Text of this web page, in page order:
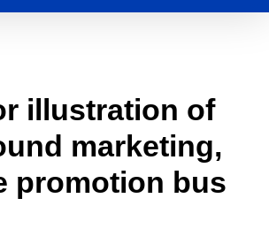
illustration of
marketing,
promotion bus